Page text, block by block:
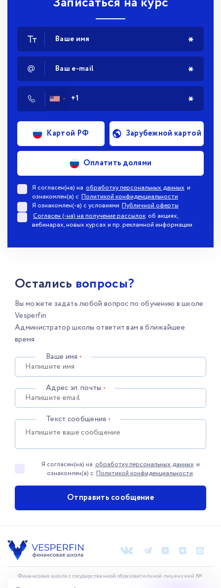
Картой РФ Зарубежной картой
Оплатить долями
Я согласен(на) на обработку персональных данных и
ознакомлен(а) с Политикой конфиденциальности
Я ознакомлен(-а) с условиями Публичной оферты
Согласен (-на) на получение рассылок об акциях,
вебинарах, новых курсах и пр. рекламной информации
Остались вопросы?
Вы можете задать любой вопрос по обучению в школе
Vesperfin
Администратор школы ответит вам в ближайшее
время
Ваше имя •
Адрес эл. почты •
Текст сообщения •
Я согласен(на) на обработку персональных данных и
ознакомлен(а) с Политикой конфиденциальности
Отправить сообщение
Финансовая школа с государственной образовательной лицензией №